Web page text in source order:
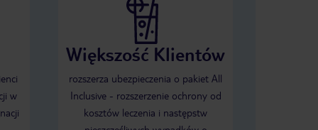
w
Większość Klientów
rozszerza ubezpieczenia o pakiet All
Inclusive - rozszerzenie ochrony od
kosztów leczenia i następstw